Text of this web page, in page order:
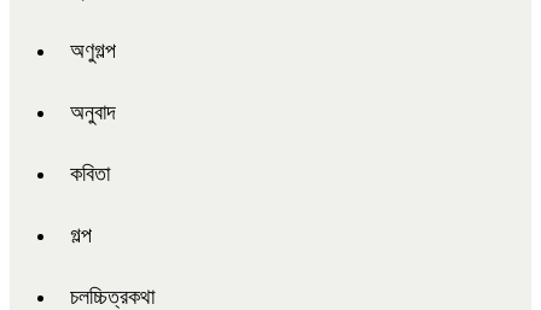
অণুগল্প
অনুবাদ
কবিতা
গল্প
চলচ্চিত্রকথা